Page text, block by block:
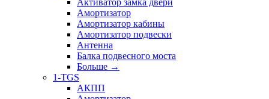
Активатор замка двери
Амортизатор
Амортизатор кабины
Амортизатор подвески
Антенна
Балка подвесного моста
Больше →
1-TGS
АКПП